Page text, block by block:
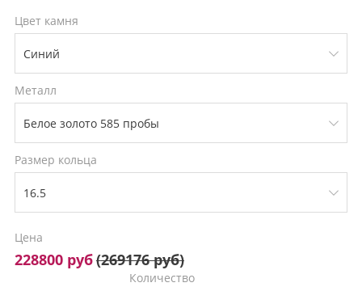
Цвет камня
Металл
Размер кольца
Цена
228800 руб(269176 руб)
Количество